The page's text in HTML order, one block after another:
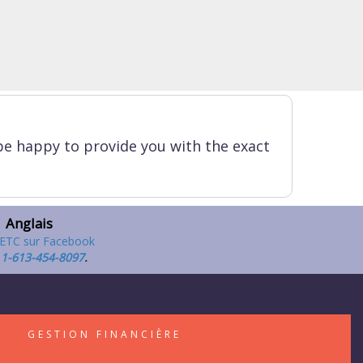
happy to provide you with the exact
Anglais
1-613-454-8097.
GESTION FINANCIÈRE